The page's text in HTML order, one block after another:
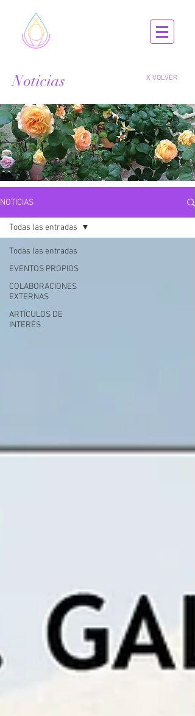
Noticias X VOLVER
NOTICIAS
Todas las entradas
EVENTOS PROPIOS
COLABORACIONES
EXTERNAS
ARTÍCULOS DE
INTERÉS
Todas las entradas